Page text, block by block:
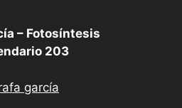
– Fotosíntesis
203